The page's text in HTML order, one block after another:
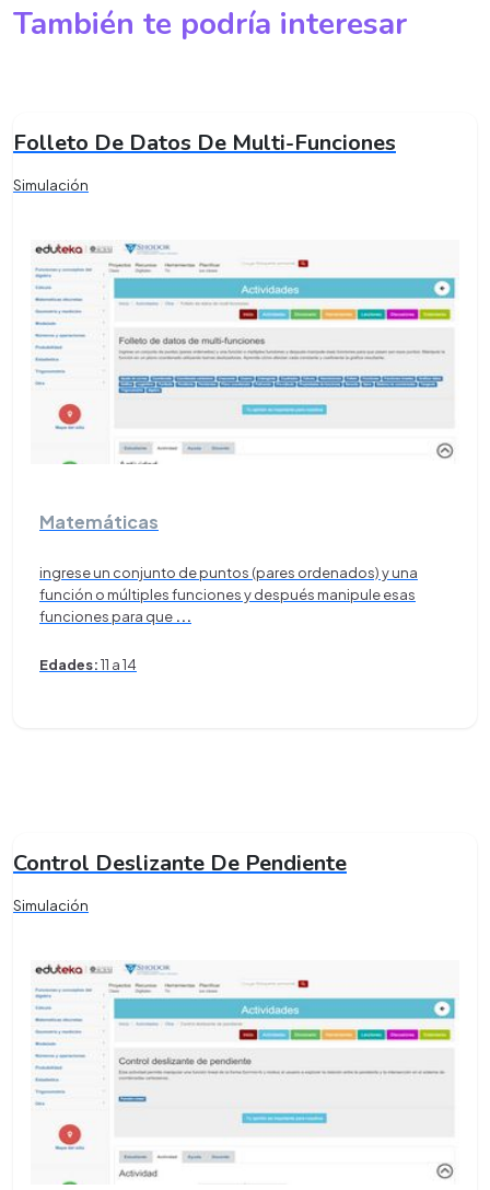
También te podría interesar
Folleto De Datos De Multi-Funciones
Simulación
Matemáticas
ingrese un conjunto de puntos (pares ordenados) y una
función o múltiples funciones y después manipule esas
funciones para que ...
Edades:11 a 14
Control Deslizante De Pendiente
Simulación